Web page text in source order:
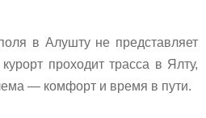
в Алушту не представляет
проходит трасса в Ялту,
— комфорт и время в пути.